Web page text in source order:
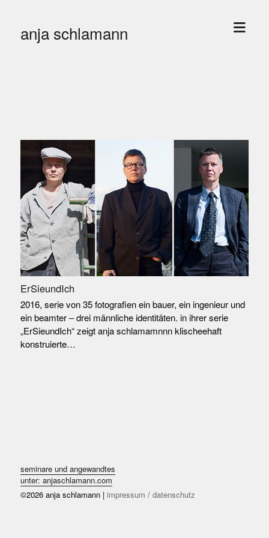
anja schlamann
Menü
ErSieundIch
2016, serie von 35 fotografien ein bauer, ein ingenieur und
ein beamter – drei männliche identitäten. in ihrer serie
„ErSieundIch“ zeigt anja schlamamnnn klischeehaft
konstruierte…
seminare und angewandtes
unter: anjaschlamann.com
©2026 anja schlamann | impressum / datenschutz